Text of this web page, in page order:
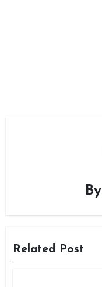
By
Related Post